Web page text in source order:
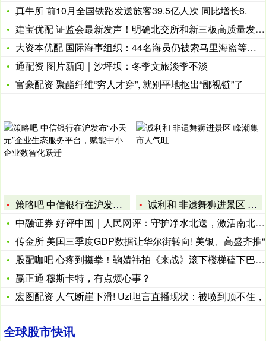
真牛所 前10月全国铁路发送旅客39.5亿人次 同比增长6.
建宝优配 证监会最新发声！明确北交所和新三板高质量发展改革要
大资本优配 国际海事组织：44名海员仍被索马里海盗等扣押
通配资 图片新闻｜沙坪坝：冬季文旅淡季不淡
富豪配资 聚酯纤维“穷人才穿”, 就别平地抠出“鄙视链”了
策略吧 中信银行在沪发布“小天元”企业生态服务平台，赋能中小
诚利和 非遗舞狮进景区 峰潮集市人气旺
中融证券 好评中国｜人民网评：守护净水北送，激活南北协同发展
传金所 美国三季度GDP数据让华尔街转向! 美银、高盛齐推“
股配咖吧 心疼到攥拳！鞠婧祎拍《来战》滚下楼梯磕下巴，带伤拍
赢正通 穆斯卡特，有点烦心事？
宏图配资 人气断崖下滑! Uzi坦言直播现状：被喷到顶不住，
全球股市快讯